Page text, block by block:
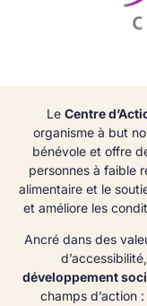
Le Centre
organisme à but
bénévole et offre
personnes à faible
alimentaire et le
et améliore les
Ancré dans des
développement
champs d’action :